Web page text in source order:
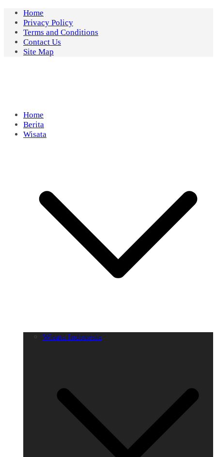
Skip
content
Home
Privacy Policy
Terms and Conditions
Contact Us
Site Map
Home
Berita
Wisata
Wisata Indonesia